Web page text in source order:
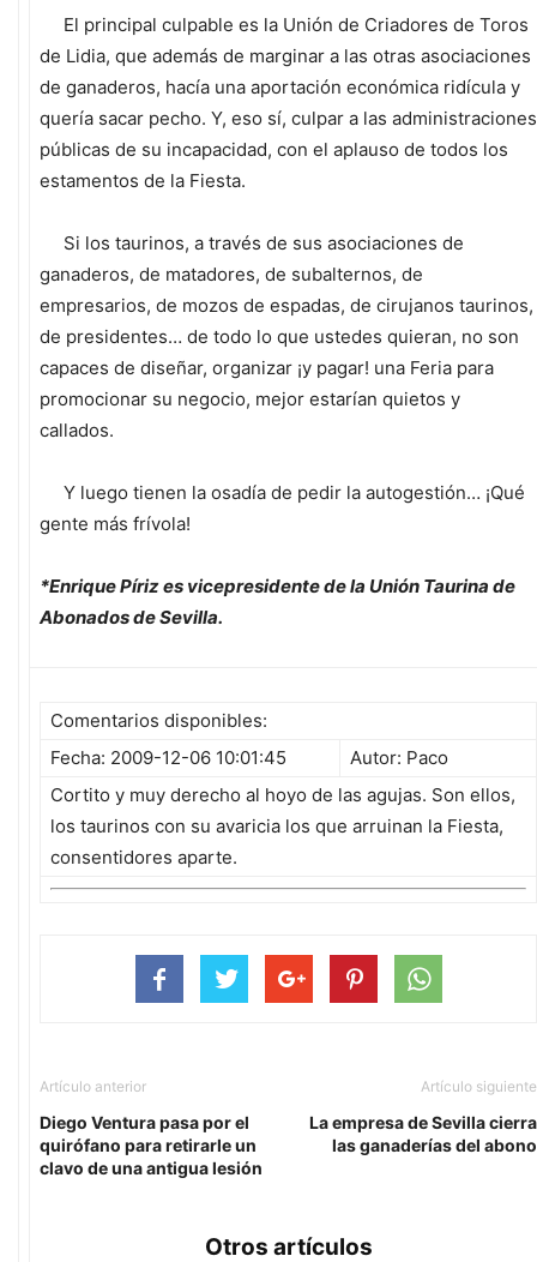
El principal culpable es la Unión de Criadores de Toros
de Lidia, que además de marginar a las otras asociaciones
de ganaderos, hacía una aportación económica ridícula y
quería sacar pecho. Y, eso sí, culpar a las administraciones
públicas de su incapacidad, con el aplauso de todos los
estamentos de la Fiesta.
Si los taurinos, a través de sus asociaciones de
ganaderos, de matadores, de subalternos, de
empresarios, de mozos de espadas, de cirujanos taurinos,
de presidentes… de todo lo que ustedes quieran, no son
capaces de diseñar, organizar ¡y pagar! una Feria para
promocionar su negocio, mejor estarían quietos y
callados.
Y luego tienen la osadía de pedir la autogestión… ¡Qué
gente más frívola!
*Enrique Píriz es vicepresidente de la Unión Taurina de
Abonados de Sevilla.
Comentarios disponibles:
Fecha: 2009-12-06 10:01:45
Autor: Paco
Cortito y muy derecho al hoyo de las agujas. Son ellos,
los taurinos con su avaricia los que arruinan la Fiesta,
consentidores aparte.
Artículo anterior
Diego Ventura pasa por el
quirófano para retirarle un
clavo de una antigua lesión
Artículo siguiente
La empresa de Sevilla cierra
las ganaderías del abono
Otros artículos